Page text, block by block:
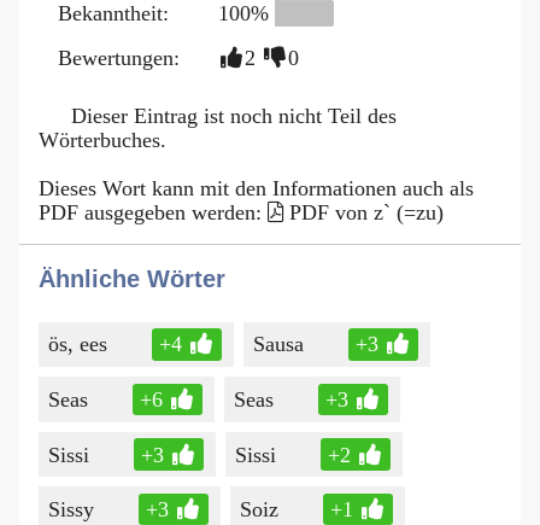
Bekanntheit:
100%
Bewertungen:
2 0
Dieser Eintrag ist noch nicht Teil des
Wörterbuches.
Dieses Wort kann mit den Informationen auch als
PDF ausgegeben werden:
PDF von z` (=zu)
Ähnliche Wörter
ös, ees +4 Sausa +3
Seas +6 Seas +3
Sissi +3 Sissi +2
Sissy +3 Soiz +1